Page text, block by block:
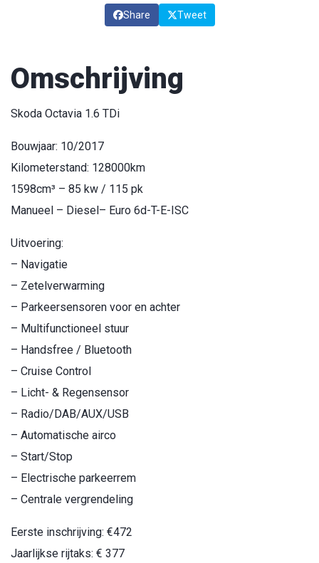
Share Tweet
Omschrijving
Skoda Octavia 1.6 TDi
Bouwjaar: 10/2017
Kilometerstand: 128000km
1598cm³ – 85 kw / 115 pk
Manueel – Diesel– Euro 6d-T-E-ISC
Uitvoering:
– Navigatie
– Zetelverwarming
– Parkeersensoren voor en achter
– Multifunctioneel stuur
– Handsfree / Bluetooth
– Cruise Control
– Licht- & Regensensor
– Radio/DAB/AUX/USB
– Automatische airco
– Start/Stop
– Electrische parkeerrem
– Centrale vergrendeling
Eerste inschrijving: €472
Jaarlijkse rijtaks: € 377